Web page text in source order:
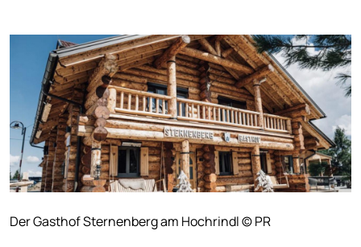
Der Gasthof Sternenberg am Hochrindl © PR